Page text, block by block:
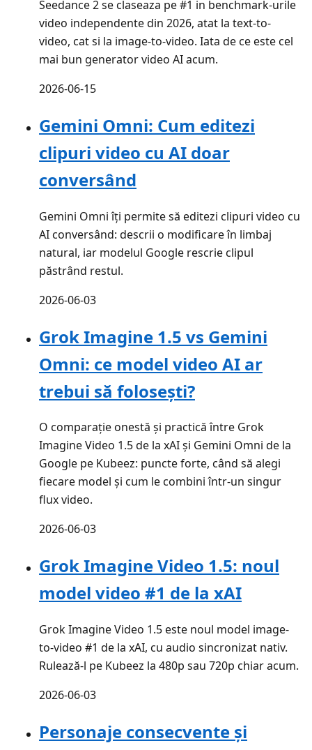
Seedance 2 se claseaza pe #1 in benchmark-urile
video independente din 2026, atat la text-to-
video, cat si la image-to-video. Iata de ce este cel
mai bun generator video AI acum.
2026-06-15
Gemini Omni: Cum editezi
clipuri video cu AI doar
conversând
Gemini Omni îți permite să editezi clipuri video cu
AI conversând: descrii o modificare în limbaj
natural, iar modelul Google rescrie clipul
păstrând restul.
2026-06-03
Grok Imagine 1.5 vs Gemini
Omni: ce model video AI ar
trebui să folosești?
O comparație onestă și practică între Grok
Imagine Video 1.5 de la xAI și Gemini Omni de la
Google pe Kubeez: puncte forte, când să alegi
fiecare model și cum le combini într-un singur
flux video.
2026-06-03
Grok Imagine Video 1.5: noul
model video #1 de la xAI
Grok Imagine Video 1.5 este noul model image-
to-video #1 de la xAI, cu audio sincronizat nativ.
Rulează-l pe Kubeez la 480p sau 720p chiar acum.
2026-06-03
Personaje consecvente și